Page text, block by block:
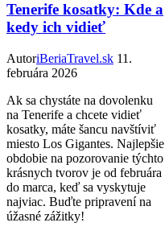
Tenerife kosatky: Kde a
kedy ich vidieť
AutoriBeriaTravel.sk 11.
februára 2026
Ak sa chystáte na dovolenku
na Tenerife a chcete vidieť
kosatky, máte šancu navštíviť
miesto Los Gigantes. Najlepšie
obdobie na pozorovanie týchto
krásnych tvorov je od februára
do marca, keď sa vyskytuje
najviac. Buďte pripravení na
úžasné zážitky!